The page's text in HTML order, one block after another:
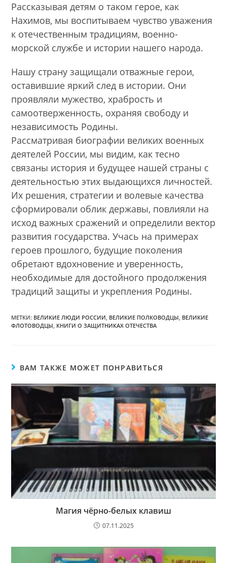
Рассказывая детям о таком герое, как
Нахимов, мы воспитываем чувство уважения
к отечественным традициям, военно-
морской службе и истории нашего народа.
Нашу страну защищали отважные герои,
оставившие яркий след в истории. Они
проявляли мужество, храбрость и
самоотверженность, охраняя свободу и
независимость Родины.
Рассматривая биографии великих военных
деятелей России, мы видим, как тесно
связаны история и будущее нашей страны с
деятельностью этих выдающихся личностей.
Их решения, стратегии и волевые качества
сформировали облик державы, повлияли на
исход важных сражений и определили вектор
развития государства. Учась на примерах
героев прошлого, будущие поколения
обретают вдохновение и уверенность,
необходимые для достойного продолжения
традиций защиты и укрепления Родины.
МЕТКИ: ВЕЛИКИЕ ЛЮДИ РОССИИ, ВЕЛИКИЕ ПОЛКОВОДЦЫ, ВЕЛИКИЕ
ФЛОТОВОДЦЫ, КНИГИ О ЗАЩИТНИКАХ ОТЕЧЕСТВА
ВАМ ТАКЖЕ МОЖЕТ ПОНРАВИТЬСЯ
Магия чёрно-белых клавиш
07.11.2025